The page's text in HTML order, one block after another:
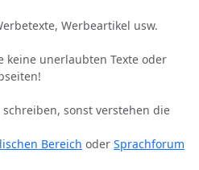
Werbeartikel usw.
keine unerlaubten Texte oder
schreiben, sonst verstehen die
Bereich oder Sprachforum